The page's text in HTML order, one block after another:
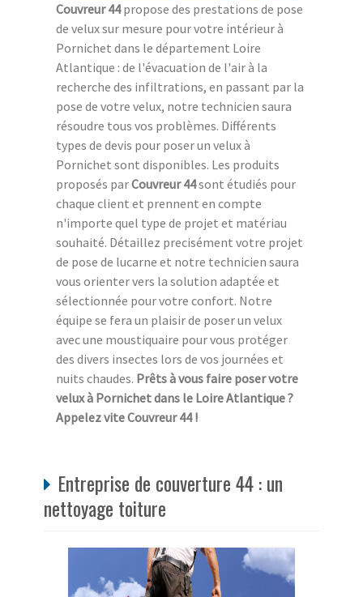
Couvreur 44propose des prestations de pose
de velux sur mesure pour votre intérieur à
Pornichet dans le département Loire
Atlantique : de l'évacuation de l'air à la
recherche des infiltrations, en passant par la
pose de votre velux, notre technicien saura
résoudre tous vos problèmes. Différents
types de devis pour poser un velux à
Pornichet sont disponibles. Les produits
proposés parCouvreur 44sont étudiés pour
chaque client et prennent en compte
n'importe quel type de projet et matériau
souhaité. Détaillez precisément votre projet
de pose de lucarne et notre technicien saura
vous orienter vers la solution adaptée et
sélectionnée pour votre confort. Notre
équipe se fera un plaisir de poser un velux
avec une moustiquaire pour vous protéger
des divers insectes lors de vos journées et
nuits chaudes. Prêts à vous faire poser votre
velux à Pornichet dans le Loire Atlantique ?
Appelez vite Couvreur 44 !
Entreprise de couverture 44 : un
nettoyage toiture